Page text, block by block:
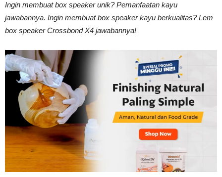
Kuat
Tahan
Lama
Ingin membuat box speaker unik? Pemanfaatan kayu
jawabannya. Ingin membuat box speaker kayu berkualitas? Lem
box speaker Crossbond X4 jawabannya!